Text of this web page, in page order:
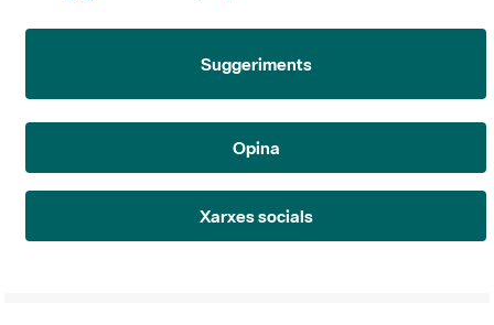
Suggeriments
Opina
Xarxes socials